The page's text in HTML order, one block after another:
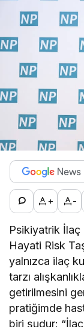
+ -
Psikiyatrik
Hayati Risk
yalnızca ilaç
tarzı
getirilmesini
pratiğimde
biri şudur: